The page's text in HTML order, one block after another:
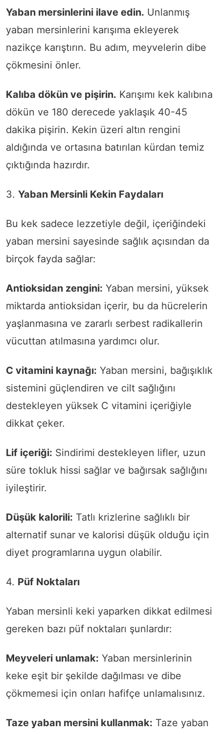
Yaban mersinlerini ilave edin. Unlanmış
yaban mersinlerini karışıma ekleyerek
nazikçe karıştırın. Bu adım, meyvelerin dibe
çökmesini önler.
Kalıba dökün ve pişirin. Karışımı kek kalıbına
dökün ve 180 derecede yaklaşık 40-45
dakika pişirin. Kekin üzeri altın rengini
aldığında ve ortasına batırılan kürdan temiz
çıktığında hazırdır.
3. Yaban Mersinli Kekin Faydaları
Bu kek sadece lezzetiyle değil, içeriğindeki
yaban mersini sayesinde sağlık açısından da
birçok fayda sağlar:
Antioksidan zengini: Yaban mersini, yüksek
miktarda antioksidan içerir, bu da hücrelerin
yaşlanmasına ve zararlı serbest radikallerin
vücuttan atılmasına yardımcı olur.
C vitamini kaynağı: Yaban mersini, bağışıklık
sistemini güçlendiren ve cilt sağlığını
destekleyen yüksek C vitamini içeriğiyle
dikkat çeker.
Lif içeriği: Sindirimi destekleyen lifler, uzun
süre tokluk hissi sağlar ve bağırsak sağlığını
iyileştirir.
Düşük kalorili: Tatlı krizlerine sağlıklı bir
alternatif sunar ve kalorisi düşük olduğu için
diyet programlarına uygun olabilir.
4. Püf Noktaları
Yaban mersinli keki yaparken dikkat edilmesi
gereken bazı püf noktaları şunlardır:
Meyveleri unlamak: Yaban mersinlerinin
keke eşit bir şekilde dağılması ve dibe
çökmemesi için onları hafifçe unlamalısınız.
Taze yaban mersini kullanmak: Taze yaban